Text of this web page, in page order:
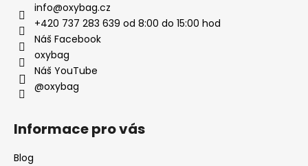
info@oxybag.cz
+420 737 283 639 od 8:00 do 15:00 hod
Náš Facebook
oxybag
Náš YouTube
@oxybag
Informace pro vás
Blog